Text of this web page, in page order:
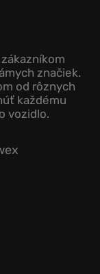
značiek.
od rôznych
každému
vozidlo.